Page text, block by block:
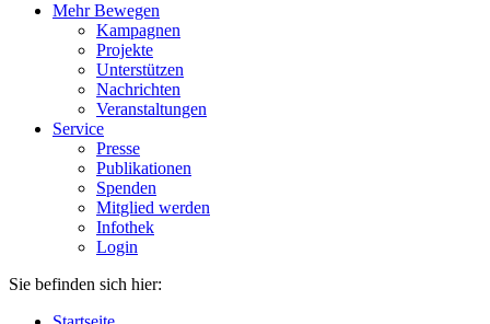
Mehr Bewegen
Kampagnen
Projekte
Unterstützen
Nachrichten
Veranstaltungen
Service
Presse
Publikationen
Spenden
Mitglied werden
Infothek
Login
Sie befinden sich hier: